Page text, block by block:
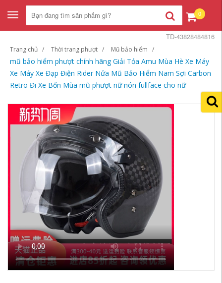
Toggle
navigation
0
Trang chủ Thời trang phượt Mũ bảo hiểm
mũ bảo hiểm phượt chính hãng Giải Tỏa Amu Mùa Hè Xe Máy
Xe Máy Xe Đạp Điện Rider Nửa Mũ Bảo Hiểm Nam Sợi Carbon
Retro Đi Xe Bốn Mùa mũ phượt nữ nón fullface cho nữ
TD-43828484816